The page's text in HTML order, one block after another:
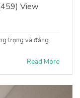
View
trọng và đẳng
Read More